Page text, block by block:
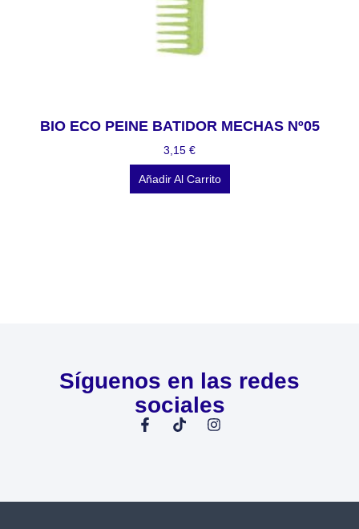
BIO ECO PEINE BATIDOR MECHAS Nº05
3,15 €
Añadir Al Carrito
Síguenos en las redes
sociales